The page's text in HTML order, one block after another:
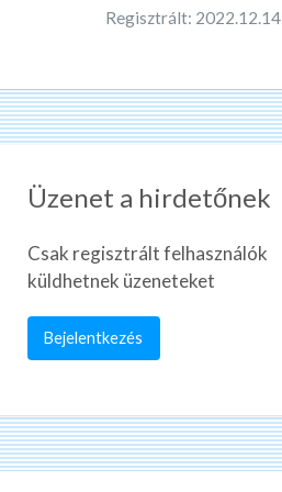
Regisztrált: 2022.12.14
Üzenet a hirdetőnek
Csak regisztrált felhasználók
küldhetnek üzeneteket
Bejelentkezés